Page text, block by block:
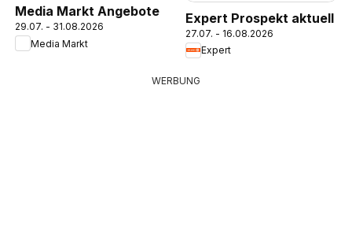
Media Markt Angebote
29.07. - 31.08.2026
Media Markt
Expert Prospekt aktuell
27.07. - 16.08.2026
Expert
WERBUNG